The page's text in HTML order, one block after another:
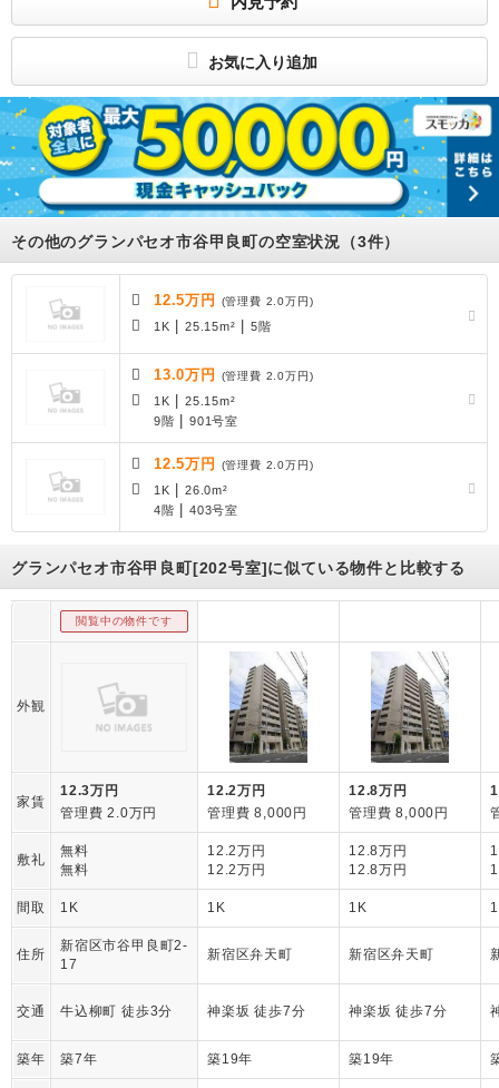
(公社)不動産保証協会
お気に入り追加
その他のグランパセオ市谷甲良町の空室状況（3件）
12.5万円 (管理費 2.0万円)
1K |25.15m² |5階
13.0万円 (管理費 2.0万円)
1K |25.15m²
9階 |901号室
12.5万円 (管理費 2.0万円)
1K |26.0m²
4階 |403号室
グランパセオ市谷甲良町[202号室]に似ている物件と比較する
閲覧中の物件です
外観
家賃
12.3万円
管理費 2.0万円
12.2万円
管理費 8,000円
12.8万円
管理費 8,000円
敷礼
無料
無料
12.2万円
12.2万円
12.8万円
12.8万円
間取 1K 1K 1K
住所
新宿区市谷甲良町2-
17
新宿区弁天町 新宿区弁天町
交通 牛込柳町 徒歩3分 神楽坂 徒歩7分 神楽坂 徒歩7分
築年 築7年 築19年 築19年